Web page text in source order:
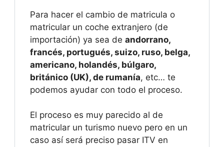
Para hacer el cambio de matricula o
matricular un coche extranjero (de
importación) ya sea de andorrano,
francés, portugués, suizo, ruso, belga,
americano, holandés, búlgaro,
británico (UK), de rumanía, etc… te
podemos ayudar con todo el proceso.
El proceso es muy parecido al de
matricular un turismo nuevo pero en un
caso así será preciso pasar ITV en